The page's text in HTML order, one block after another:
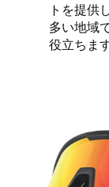
トを提供
多い地域
役立ちま